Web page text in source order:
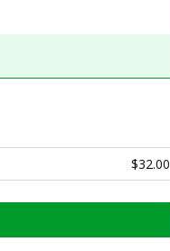
$32.00